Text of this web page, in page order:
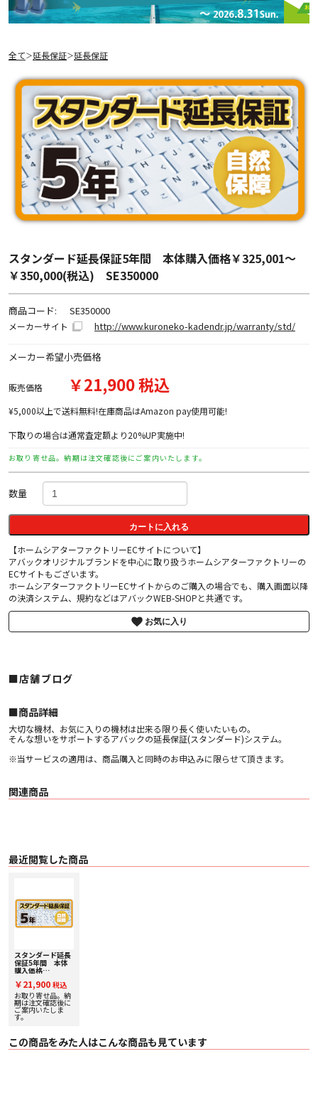
全て＞延長保証＞延長保証
スタンダード延長保証5年間 本体購入価格￥325,001～
￥350,000(税込) SE350000
商品コード: SE350000
メーカーサイト http://www.kuroneko-kadendr.jp/warranty/std/
メーカー希望小売価格
販売価格 ￥21,900 税込
¥5,000以上で送料無料!在庫商品はAmazon pay使用可能!
下取りの場合は通常査定額より20%UP実施中!
お取り寄せ品。納期は注文確認後にご案内いたします。
数量
カートに入れる
【ホームシアターファクトリーECサイトについて】
アバックオリジナルブランドを中心に取り扱うホームシアターファクトリーの
ECサイトもございます。
ホームシアターファクトリーECサイトからのご購入の場合でも、購入画面以降
の決済システム、規約などはアバックWEB-SHOPと共通です。
お気に入り
■店舗ブログ
■︎商品詳細
大切な機材、お気に入りの機材は出来る限り長く使いたいもの。
そんな想いをサポートするアバックの延長保証(スタンダード)システム。
※当サービスの適用は、商品購入と同時のお申込みに限らせて頂きます。
関連商品
最近閲覧した商品
スタンダード延長
保証5年間 本体
購入価格
￥350,000(税
込) SE350000
￥21,900 税込
お取り寄せ品。納
期は注文確認後に
ご案内いたしま
す。
この商品をみた人はこんな商品も見ています